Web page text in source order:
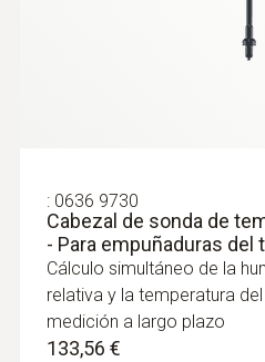
Menú de medición (en
de calefacción
438,00 €
529,98 €
: 0636 9730
Cabezal de sonda de
- Para empuñaduras del
Cálculo simultáneo de la
relativa y la temperatura
medición a largo plazo
133,56 €